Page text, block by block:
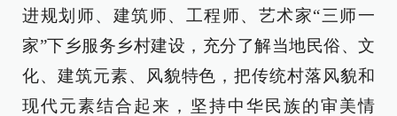
进规划师、建筑师、工程师、艺术家“三师一
家”下乡服务乡村建设，充分了解当地民俗、文
化、建筑元素、风貌特色，把传统村落风貌和
现代元素结合起来，坚持中华民族的审美情